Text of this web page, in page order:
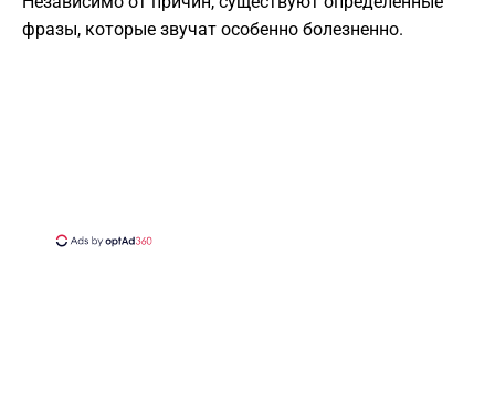
фразы, которые звучат особенно болезненно.